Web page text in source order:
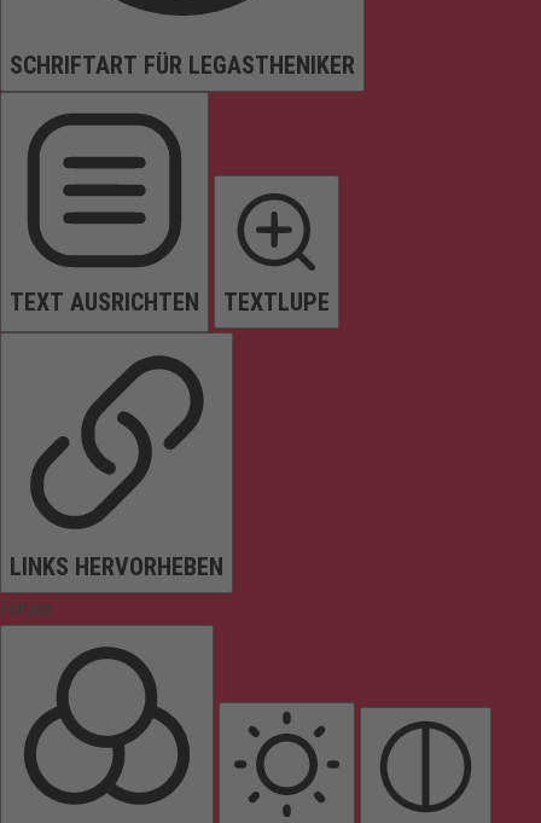
SCHRIFTART FÜR LEGASTHENIKER
TEXT AUSRICHTEN TEXTLUPE
LINKS HERVORHEBEN
Farben